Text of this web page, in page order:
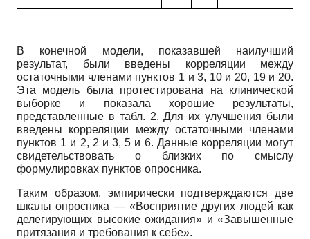
В конечной модели, показавшей наилучший
результат, были введены корреляции между
остаточными членами пунктов 1 и3, 10 и 20, 19 и 20.
Эта модель была протестирована на клинической
выборке и показала хорошие результаты,
представленные в табл. 2.Для их улучшения были
введены корреляции между остаточными членами
пунктов 1 и 2, 2 и3, 5 и 6. Данные корреляции могут
свидетельствовать о близких по смыслу
формулировках пунктов опросника.
Таким образом, эмпирически подтверждаются две
шкалы опросника —«Восприятие других людей как
делегирующих высокие ожидания» и «Завышенные
притязания и требования к себе».